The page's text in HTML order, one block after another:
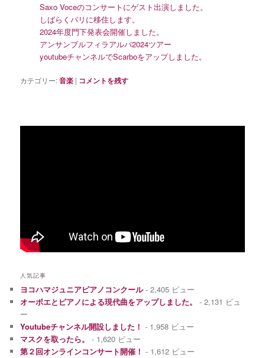
Saxo Voceのコンサートにゲスト出演しました。
しばらくパリに移住します。
2024年度門下発表会開催しました。
アンサンブルフィラアルバ2024ツアー
youtubeチャンネルでScarboをアップしました。
カテゴリー:音楽 | コメントを残す
人気記事
ヨコハマジュニアピアノコンクール- 2,405 ビュー
オーボエとピアノによる現代曲をアップしました。
- 2,131 ビュ
ー
Youtubeチャンネル開設しました！ - 1,958 ビュー
マスクを取ったら。
- 1,620 ビュー
第２回オンラインコンサート開催！ - 1,612 ビュー